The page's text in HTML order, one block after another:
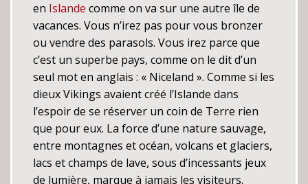
en Islande comme on va sur une autre île de
vacances. Vous n’irez pas pour vous bronzer
ou vendre des parasols. Vous irez parce que
c’est un superbe pays, comme on le dit d’un
seul mot en anglais : « Niceland ». Comme si les
dieux Vikings avaient créé l’Islande dans
l’espoir de se réserver un coin de Terre rien
que pour eux. La force d’une nature sauvage,
entre montagnes et océan, volcans et glaciers,
lacs et champs de lave, sous d’incessants jeux
de lumière, marque à jamais les visiteurs.